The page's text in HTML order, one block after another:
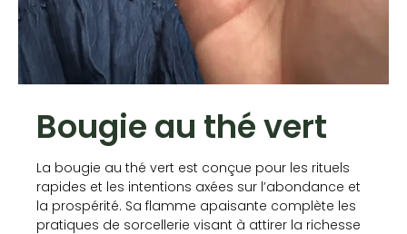
Bougie au thé vert
La bougie au thé vert est conçue pour les rituels
rapides et les intentions axées sur l’abondance et
la prospérité. Sa flamme apaisante complète les
pratiques de sorcellerie visant à attirer la richesse